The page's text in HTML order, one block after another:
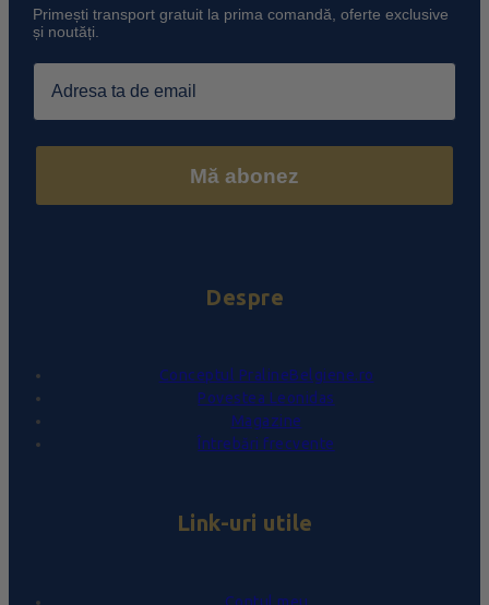
Primești transport gratuit la prima comandă, oferte exclusive
și noutăți.
Email
Mă abonez
Despre
Conceptul PralineBelgiene.ro
Povestea Leonidas
Magazine
Întrebări frecvente
Link-uri utile
Contul meu